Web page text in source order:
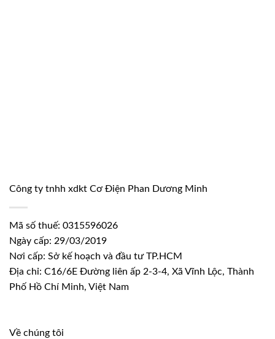
Công ty tnhh xdkt Cơ Điện Phan Dương Minh
Mã số thuế: 0315596026
Ngày cấp: 29/03/2019
Nơi cấp: Sở kế hoạch và đầu tư TP.HCM
Địa chỉ: C16/6E Đường liên ấp 2-3-4, Xã Vĩnh Lộc, Thành
Phố Hồ Chí Minh, Việt Nam
Về chúng tôi